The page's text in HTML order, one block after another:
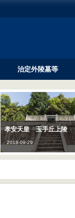
治定外陵墓等
孝安天皇 玉手丘上陵
2018-09-29